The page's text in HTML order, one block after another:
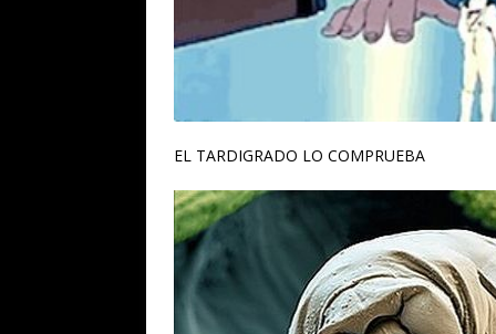
EL TARDIGRADO LO COMPRUEBA